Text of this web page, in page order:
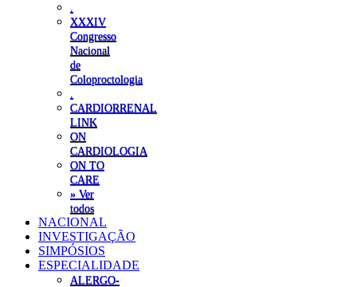
XXXIV
Congresso
Nacional
de
Coloproctologia
CARDIORRENAL
LINK
ON
CARDIOLOGIA
ON TO
CARE
» Ver
todos
NACIONAL
INVESTIGAÇÃO
SIMPÓSIOS
ESPECIALIDADE
ALERGO-